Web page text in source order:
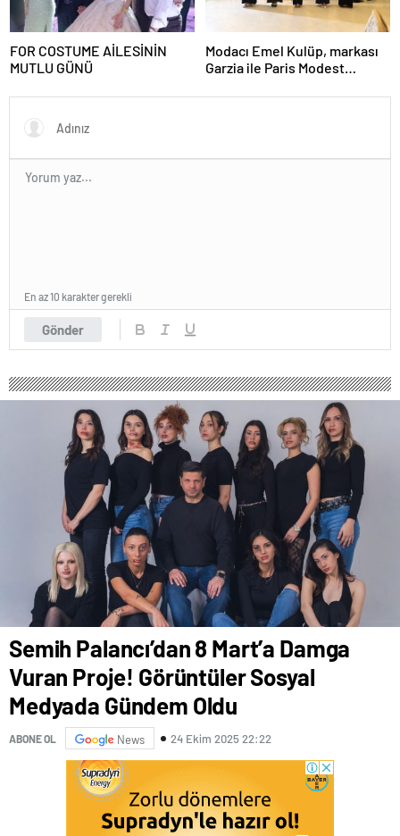
FOR COSTUME AİLESİNİN
MUTLU GÜNÜ
Modacı Emel Kulüp, markası
Garzia ile Paris Modest
doldurdu.
Gönder
En az 10 karakter gerekli
Semih Palancı’dan 8 Mart’a Damga
Vuran Proje! Görüntüler Sosyal
Medyada Gündem Oldu
ABONE OL News 24 Ekim 2025 22:22